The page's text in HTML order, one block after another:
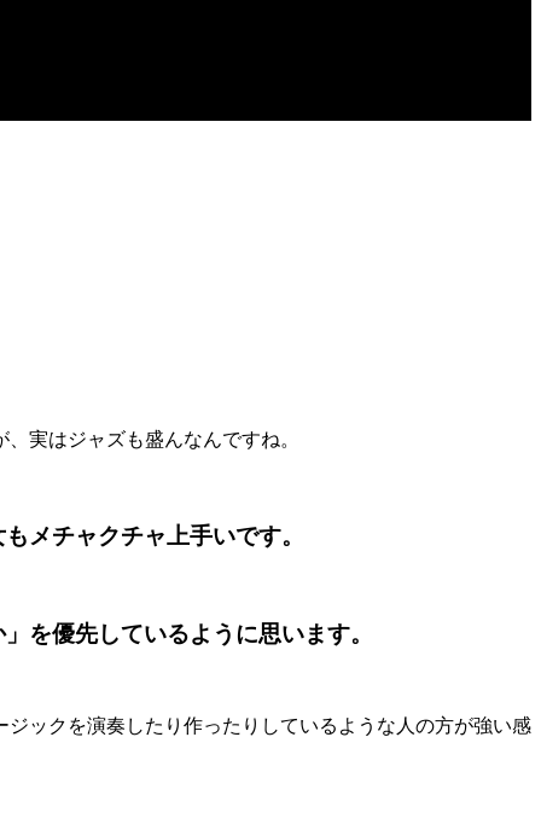
実はジャズも盛んなんですね。
メチャクチャ上手いです。
を優先しているように思います。
ックを演奏したり作ったりしているような人の方が強い感